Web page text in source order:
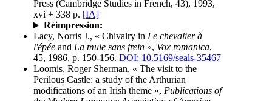
Press (Cambridge Studies in French, 43), 1993,
xvi + 338 p. [IA]
Réimpression:
Lacy, Norris J., « Chivalry in Le chevalier à
l'épée and La mule sans frein », Vox romanica,
45, 1986, p. 150-156. DOI: 10.5169/seals-35467
Loomis, Roger Sherman, « The visit to the
Perilous Castle: a study of the Arthurian
modifications of an Irish theme », Publications of